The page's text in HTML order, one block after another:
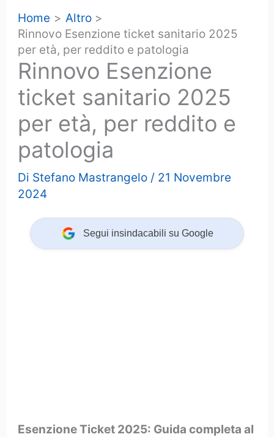
Home
Altro
Rinnovo Esenzione ticket sanitario 2025
per età, per reddito e patologia
Rinnovo Esenzione
ticket sanitario 2025
per età, per reddito e
patologia
Di Stefano Mastrangelo / 21 Novembre
2024
Segui insindacabili su Google
Esenzione Ticket 2025: Guida completa al